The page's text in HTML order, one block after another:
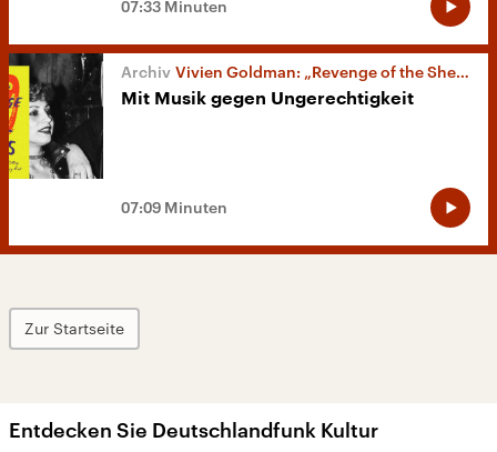
07:33 Minuten
Vivien Goldman: „Revenge of the She-Punks“
Mit Musik gegen Ungerechtigkeit
07:09 Minuten
Zur Startseite
Entdecken Sie Deutschlandfunk Kultur